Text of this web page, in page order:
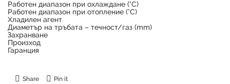
Работен диапазон при охлаждане (°C)
Работен диапазон при отопление (°C)
Хладилен агент
Диаметър на тръбата – течност/газ (mm)
Захранване
Произход
Гаранция
Share Pin it